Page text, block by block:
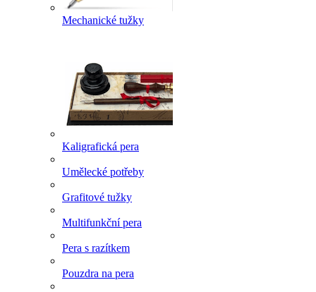
Mechanické tužky
Kaligrafická pera
Umělecké potřeby
Grafitové tužky
Multifunkční pera
Pera s razítkem
Pouzdra na pera